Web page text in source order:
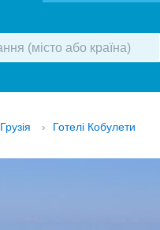
Грузія › Готелі Кобулети